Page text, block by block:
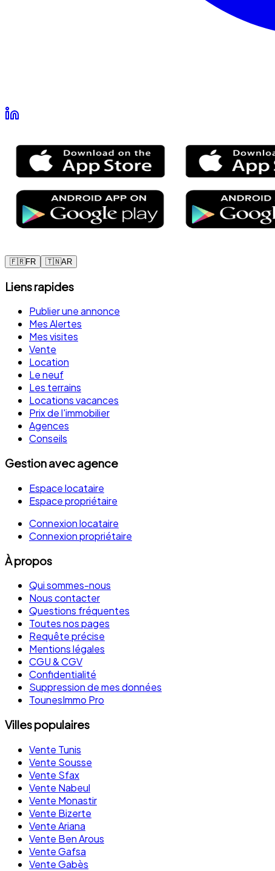
🇫🇷FR 🇹🇳AR
Liens rapides
Publier une annonce
Mes Alertes
Mes visites
Vente
Location
Le neuf
Les terrains
Locations vacances
Prix de l'immobilier
Agences
Conseils
Gestion avec agence
Espace locataire
Espace propriétaire
Connexion locataire
Connexion propriétaire
À propos
Qui sommes-nous
Nous contacter
Questions fréquentes
Toutes nos pages
Requête précise
Mentions légales
CGU & CGV
Confidentialité
Suppression de mes données
TounesImmo Pro
Villes populaires
Vente Tunis
Vente Sousse
Vente Sfax
Vente Nabeul
Vente Monastir
Vente Bizerte
Vente Ariana
Vente Ben Arous
Vente Gafsa
Vente Gabès